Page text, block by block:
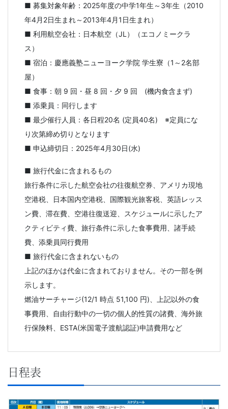
に、
め
と
し
■ 募集対象年齢：2025年度の中学1年生～3年生（2010
年4月2日生まれ～2013年4月1日生まれ）
■ 利用航空会社：日本航空（JL）（エコノミークラ
ス）
■ 宿泊：慶應義塾ニューヨーク学院 学生寮（1～2名部
屋）
■ 食事：朝 9 回・昼 8 回・夕 9 回 (機内食含まず)
■ 添乗員：同行します
■ 最少催行人員：各日程20名 (定員40名) ※定員にな
り次第締め切りとなります
■ 申込締切日：2025年4月30日(水)
■ 旅行代金に含まれるもの
旅行条件に示した航空会社の往復航空券、アメリカ現地
空港税、日本国内空港税、国際観光旅客税、英語レッス
ン費、滞在費、空港往復送迎、スケジュールに示したア
クティビティ費、旅行条件に示した食事費用、諸手続
費、添乗員同行費用
■ 旅行代金に含まれないもの
上記のほかは代金に含まれておりません。その一部を例
示します。
燃油サーチャージ(12/1 時点 51,100 円)、上記以外の食
事費用、自由行動中の一切の個人的性質の諸費、海外旅
行保険料、ESTA(米国電子渡航認証)申請費用など
日程表